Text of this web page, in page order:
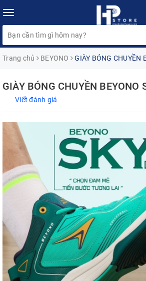
Toggle
navigation
Trang chủ BEYONO GIÀY BÓNG CHUYỀN
GIÀY BÓNG CHUYỀN BEYONO
Viết đánh giá